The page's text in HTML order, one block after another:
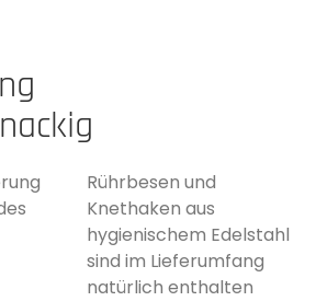
Rührbesen und
Knethaken aus
hygienischem Edelstahl
sind im Lieferumfang
natürlich enthalten